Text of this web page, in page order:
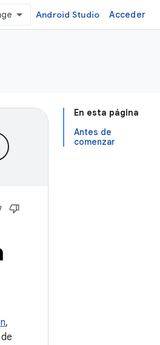
Android Studio Acceder
En esta página
Antes de
comenzar
,